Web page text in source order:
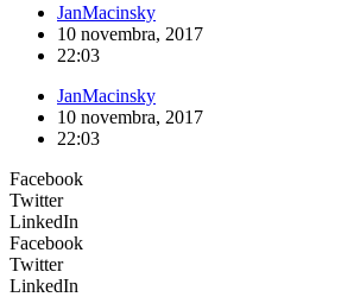
JanMacinsky
10 novembra, 2017
22:03
JanMacinsky
10 novembra, 2017
22:03
Facebook
Twitter
LinkedIn
Facebook
Twitter
LinkedIn